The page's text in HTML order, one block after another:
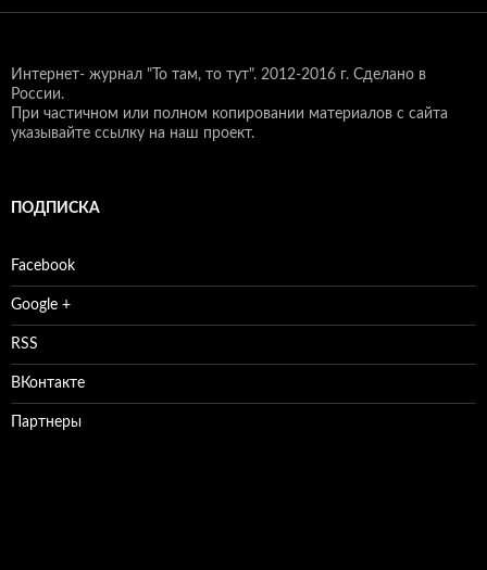
Интернет- журнал "То там, то тут". 2012-2016 г. Сделано в
России.
При частичном или полном копировании материалов с сайта
указывайте ссылку на наш проект.
ПОДПИСКА
Facebook
Google +
RSS
ВКонтакте
Партнеры